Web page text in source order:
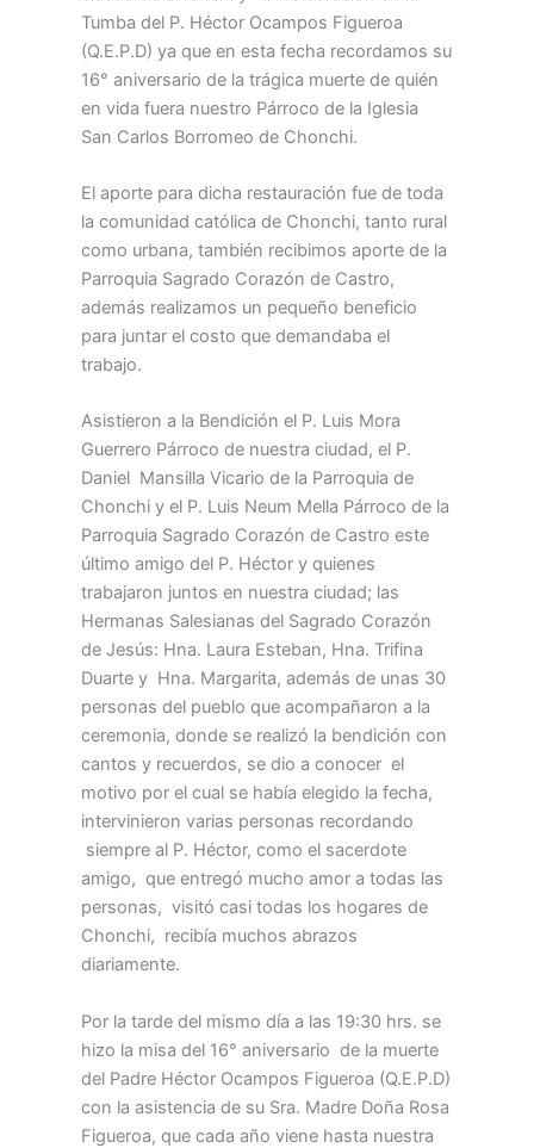
Tumba del P. Héctor Ocampos Figueroa
(Q.E.P.D) ya que en esta fecha recordamos su
16° aniversario de la trágica muerte de quién
en vida fuera nuestro Párroco de la Iglesia
San Carlos Borromeo de Chonchi.
El aporte para dicha restauración fue de toda
la comunidad católica de Chonchi, tanto rural
como urbana, también recibimos aporte de la
Parroquia Sagrado Corazón de Castro,
además realizamos un pequeño beneficio
para juntar el costo que demandaba el
trabajo.
Asistieron a la Bendición el P. Luis Mora
Guerrero Párroco de nuestra ciudad, el P.
Daniel Mansilla Vicario de la Parroquia de
Chonchi y el P. Luis Neum Mella Párroco de la
Parroquia Sagrado Corazón de Castro este
último amigo del P. Héctor y quienes
trabajaron juntos en nuestra ciudad; las
Hermanas Salesianas del Sagrado Corazón
de Jesús: Hna. Laura Esteban, Hna. Trifina
Duarte y Hna. Margarita, además de unas 30
personas del pueblo que acompañaron a la
ceremonia, donde se realizó la bendición con
cantos y recuerdos, se dio a conocer el
motivo por el cual se había elegido la fecha,
intervinieron varias personas recordando
siempre al P. Héctor, como el sacerdote
amigo, que entregó mucho amor a todas las
personas, visitó casi todas los hogares de
Chonchi, recibía muchos abrazos
diariamente.
Por la tarde del mismo día a las 19:30 hrs. se
hizo la misa del 16° aniversario de la muerte
del Padre Héctor Ocampos Figueroa (Q.E.P.D)
con la asistencia de su Sra. Madre Doña Rosa
Figueroa, que cada año viene hasta nuestra